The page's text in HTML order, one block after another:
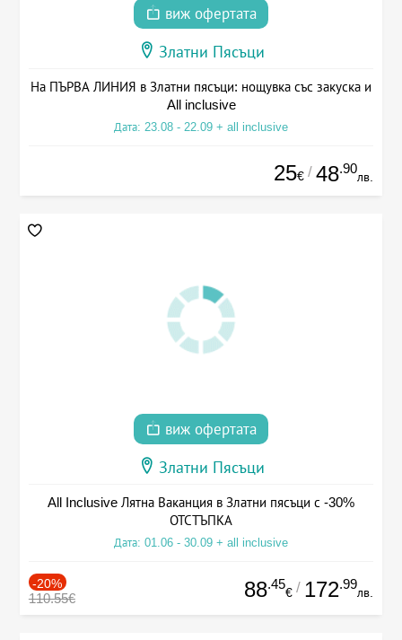
виж офертата
Златни Пясъци
На ПЪРВА ЛИНИЯ в Златни пясъци: нощувка със закуска и
All inclusive
Дата: 23.08 - 22.09 + all inclusive
25€ / 48.90
лв.
виж офертата
Златни Пясъци
All Inclusive Лятна Ваканция в Златни пясъци с -30%
ОТСТЪПКА
Дата: 01.06 - 30.09 + all inclusive
-20%
110.55€ 88.45
€ / 172.99
лв.